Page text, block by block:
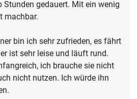
Stunden gedauert. Mit ein wenig
machbar.
bin ich sehr zufrieden, es fährt
ist sehr leise und läuft rund.
ich brauche sie nicht
nicht nutzen. Ich würde ihn